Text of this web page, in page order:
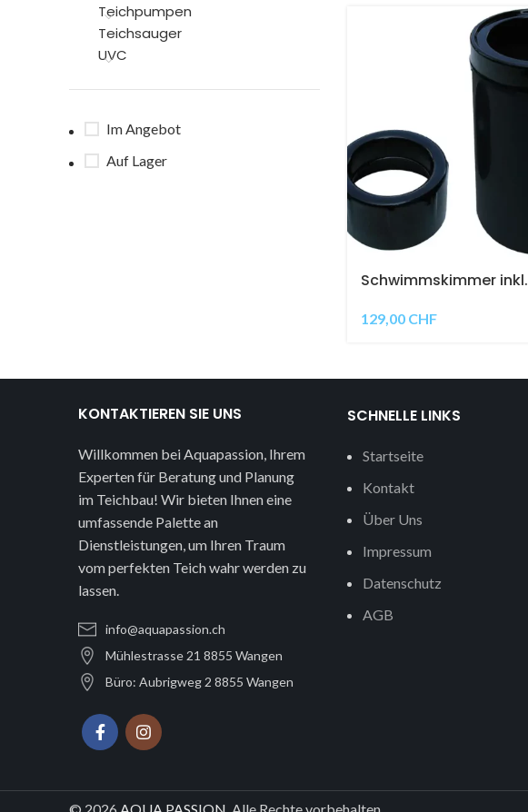
Teichpumpen
Teichsauger
UVC
Im Angebot
Auf Lager
Schwimmskimmer inkl.
129,00 CHF
KONTAKTIEREN SIE UNS
Willkommen bei Aquapassion, Ihrem
Experten für Beratung und Planung
im Teichbau! Wir bieten Ihnen eine
umfassende Palette an
Dienstleistungen, um Ihren Traum
vom perfekten Teich wahr werden zu
lassen.
info@aquapassion.ch
Mühlestrasse 21 8855 Wangen
Büro: Aubrigweg 2 8855 Wangen
SCHNELLE LINKS
Startseite
Kontakt
Über Uns
Impressum
Datenschutz
AGB
© 2026 AQUA PASSION . Alle Rechte vorbehalten